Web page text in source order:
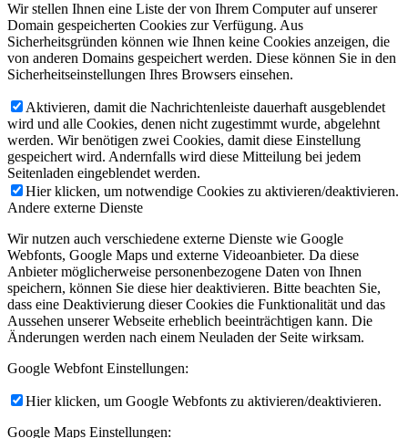
Wir stellen Ihnen eine Liste der von Ihrem Computer auf unserer
Domain gespeicherten Cookies zur Verfügung. Aus
Sicherheitsgründen können wie Ihnen keine Cookies anzeigen, die
von anderen Domains gespeichert werden. Diese können Sie in den
Sicherheitseinstellungen Ihres Browsers einsehen.
Aktivieren, damit die Nachrichtenleiste dauerhaft ausgeblendet
wird und alle Cookies, denen nicht zugestimmt wurde, abgelehnt
werden. Wir benötigen zwei Cookies, damit diese Einstellung
gespeichert wird. Andernfalls wird diese Mitteilung bei jedem
Seitenladen eingeblendet werden.
Hier klicken, um notwendige Cookies zu aktivieren/deaktivieren.
Andere externe Dienste
Wir nutzen auch verschiedene externe Dienste wie Google
Webfonts, Google Maps und externe Videoanbieter. Da diese
Anbieter möglicherweise personenbezogene Daten von Ihnen
speichern, können Sie diese hier deaktivieren. Bitte beachten Sie,
dass eine Deaktivierung dieser Cookies die Funktionalität und das
Aussehen unserer Webseite erheblich beeinträchtigen kann. Die
Änderungen werden nach einem Neuladen der Seite wirksam.
Google Webfont Einstellungen:
Hier klicken, um Google Webfonts zu aktivieren/deaktivieren.
Google Maps Einstellungen: